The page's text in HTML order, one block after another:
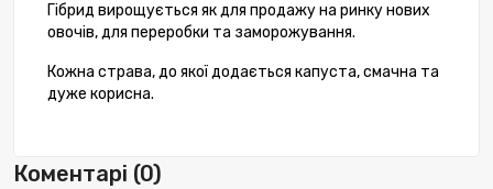
Гібрид вирощується як для продажу на ринку нових
овочів, для переробки та заморожування.
Кожна страва, до якої додається капуста, смачна та
дуже корисна.
Коментарі (0)